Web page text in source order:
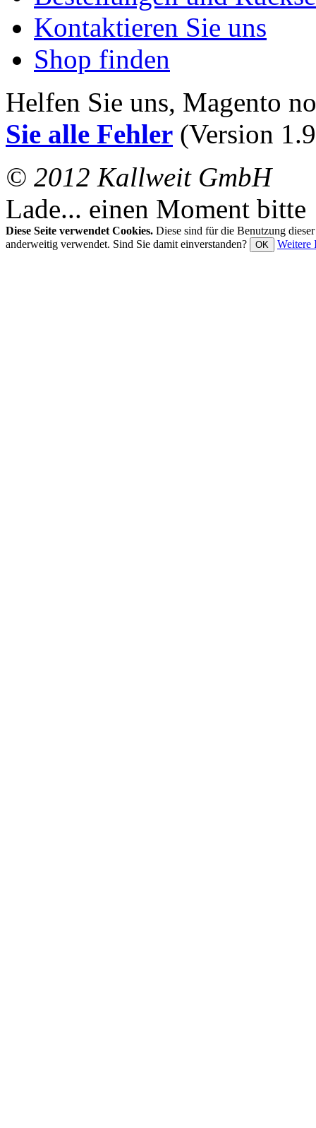
Kontaktieren Sie uns
Shop finden
Helfen Sie uns, Magento
Sie alle Fehler (Version
© 2012 Kallweit GmbH
Lade... einen Moment bitte
Diese Seite verwendet Cookies. Diese sind für die Benutzung
anderweitig verwendet. Sind Sie damit einverstanden?
OK Weitere